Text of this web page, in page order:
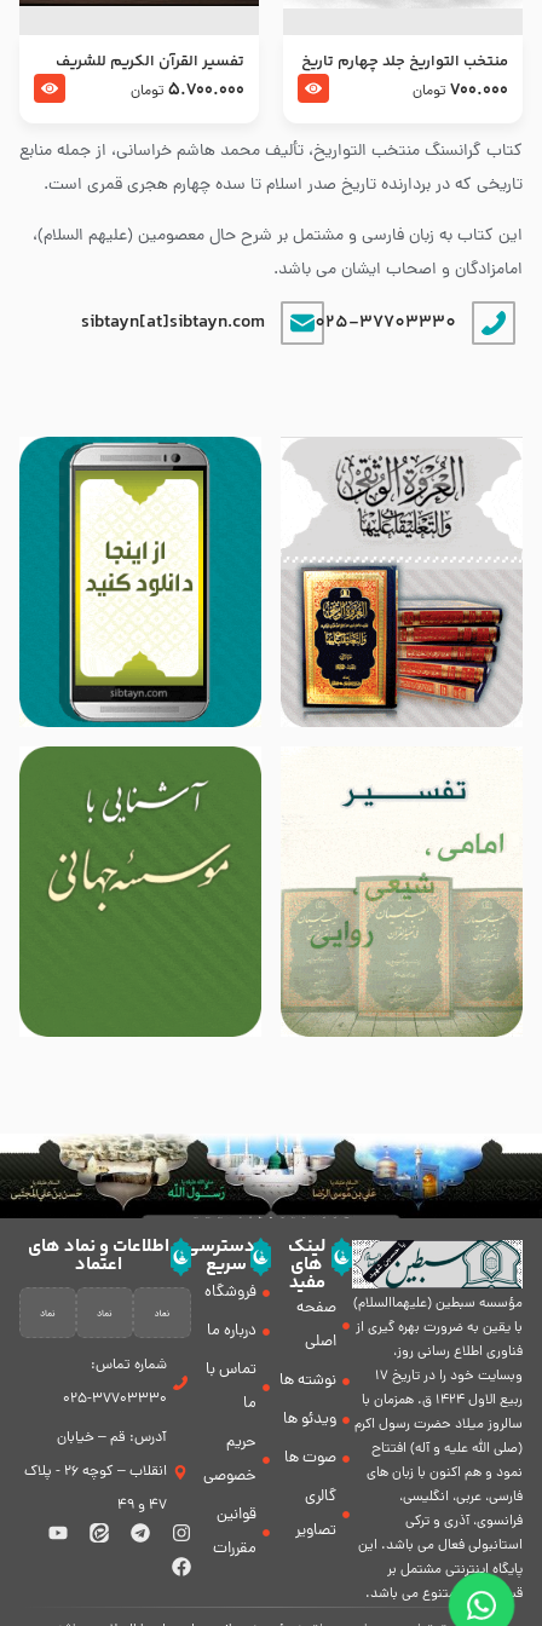
کتاب گرانسنگ منتخب التواريخ، تألیف محمد هاشم خراسانی، از جمله منابع
تاریخی که در بردارنده تاریخ صدر اسلام تا سده چهارم هجری قمری است.
این کتاب به زبان فارسی و مشتمل بر شرح حال معصومین (علیهم السلام)،
امامزادگان و اصحاب ایشان می باشد.
025-37703330
sibtayn[at]sibtayn.com
منتخب التواریخ جلد چهارم تاریخ
امام زین العابدین و امام محمد
700.000 تومان
تفسير القرآن الكريم للشريف
المرتضي قدس سرّه
5.700.000 تومان
مؤسسه سبطين (عليهماالسلام)
با يقين به ضرورت بهره گیرى از
فناورى اطلاع رسانى روز،
وبسایت خود را در تاريخ 17
ربيع الاول 1424 ق. همزمان با
سالروز ميلاد حضرت رسول اكرم
(صلی الله علیه و آله) افتتاح
نمود و هم اكنون با زبان های
فارسی، عربى، انگلیسی،
فرانسوی، آذری و ترکی
استانبولی فعال مى باشد. اين
پايگاه اينترنتى مشتمل بر
قسمت هاى متنوع مى باشد.
لینک
های
مفید
صفحه
اصلی
نوشته ها
ویدئو ها
صوت ها
گالری
تصاویر
دسترسی
سریع
فروشگاه
درباره ما
تماس با
ما
حریم
خصوصی
قوانین
مقررات
اطلاعات و نماد های
اعتماد
شماره تماس:
37703330-025
آدرس: قم – خیابان
انقلاب – کوچه 26 - پلاک
47 و 49